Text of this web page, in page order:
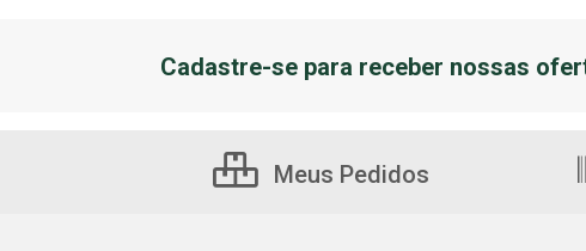
Cadastre-se para receber nossas
Meus Pedidos